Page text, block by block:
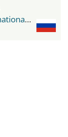
Crocus Expo - IEC Crocus Expo International Exhibition Centre